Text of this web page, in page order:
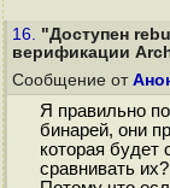
16. "Доступен
верификации
Сообщение от
Я правильно
бинарей, они
которая будет
сравнивать их?